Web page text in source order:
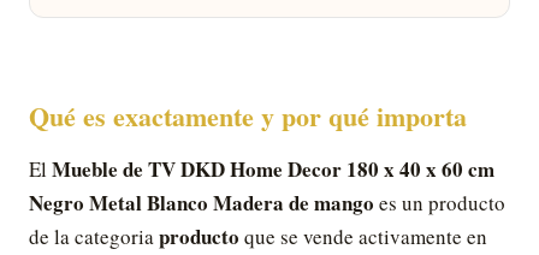
Qué es exactamente y por qué importa
El Mueble de TV DKD Home Decor 180 x 40 x 60 cm
Negro Metal Blanco Madera de mango es un producto
de la categoriaproducto que se vende activamente en